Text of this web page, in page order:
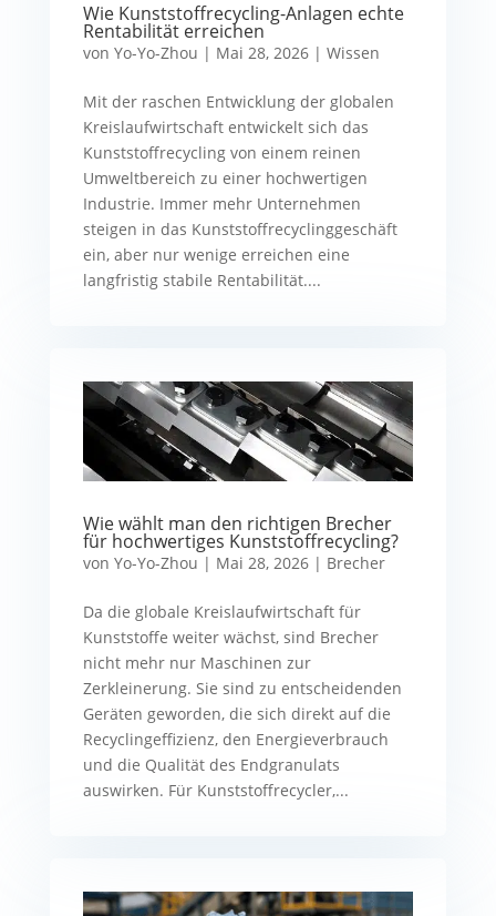
Wie Kunststoffrecycling-Anlagen echte
Rentabilität erreichen
von Yo-Yo-Zhou | Mai 28, 2026| Wissen
Mit der raschen Entwicklung der globalen
Kreislaufwirtschaft entwickelt sich das
Kunststoffrecycling von einem reinen
Umweltbereich zu einer hochwertigen
Industrie. Immer mehr Unternehmen
steigen in das Kunststoffrecyclinggeschäft
ein, aber nur wenige erreichen eine
langfristig stabile Rentabilität....
Wie wählt man den richtigen Brecher
für hochwertiges Kunststoffrecycling?
von Yo-Yo-Zhou | Mai 28, 2026| Brecher
Da die globale Kreislaufwirtschaft für
Kunststoffe weiter wächst, sind Brecher
nicht mehr nur Maschinen zur
Zerkleinerung. Sie sind zu entscheidenden
Geräten geworden, die sich direkt auf die
Recyclingeffizienz, den Energieverbrauch
und die Qualität des Endgranulats
auswirken. Für Kunststoffrecycler,...